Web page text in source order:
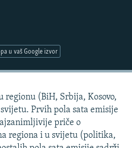
u vaš Google izvor
regionu (BiH, Srbija, Kosovo,
Prvih pola sata emisije
priče o
regiona i u svijetu (politika,